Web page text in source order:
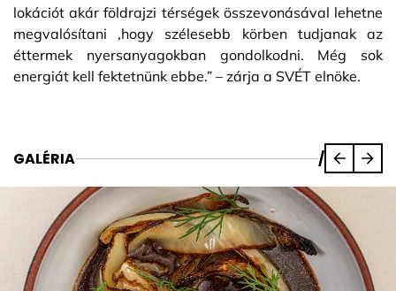
lokációt akár földrajzi térségek összevonásával lehetne
megvalósítani ,hogy szélesebb körben tudjanak az
éttermek nyersanyagokban gondolkodni. Még sok
energiát kell fektetnünk ebbe.” – zárja a SVÉT elnöke.
GALÉRIA /